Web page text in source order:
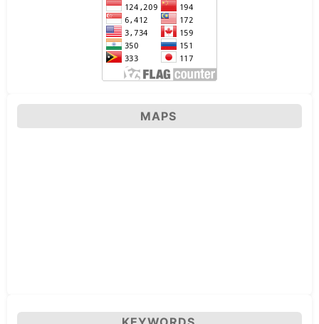
MAPS